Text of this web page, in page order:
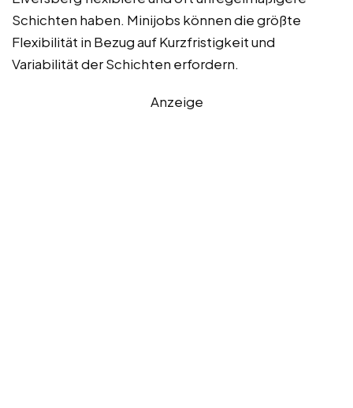
Schichten haben. Minijobs können die größte
Flexibilität in Bezug auf Kurzfristigkeit und
Variabilität der Schichten erfordern.
Anzeige